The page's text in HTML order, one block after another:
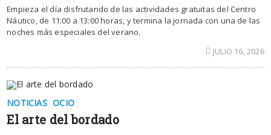
Empieza el día disfrutando de las actividades gratuitas del Centro
Náutico, de 11:00 a 13:00 horas, y termina la jornada con una de las
noches más especiales del verano.
JULIO 16, 2026
NOTICIAS OCIO
El arte del bordado